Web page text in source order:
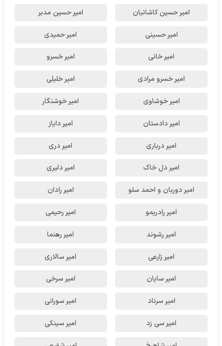
امیر حسین کاشانیان امیر حسین مدبر
امیر حسینی امیر حمیدی
امیر خانی امیر خسرو
امیر خسرو مرادی امیر خلیلی
امیر خوشاوی امیر خوشنگار
امیر دادستان امیر دایاز
امیر درباری امیر دری
امیر دل خاک امیر دلیری
امیر دوربان و احمد سلو امیر رادان
امیر رادریمو امیر رحیمی
امیر رشوند امیر رهنما
امیر زارعی امیر سالاری
امیر سایان امیر سرخی
امیر سرناد امیر سورانی
امیر سی زد امیر سینکی